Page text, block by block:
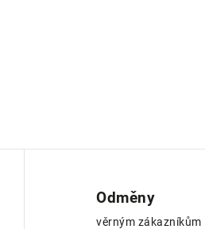
Odměny
věrným zákazníkům